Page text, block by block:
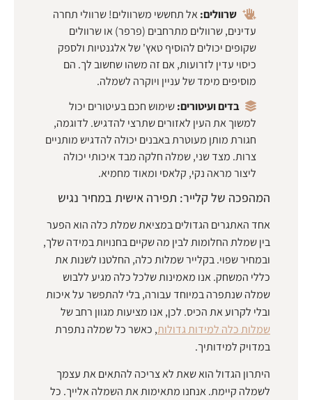
שרוולים: אל תחששי משרוולים! שרוולי תחרה
עדינים, שרוולים מתרחבים (פרפר) או שרוולים
שקופים יכולים להוסיף טאץ' של אלגנטיות ולספק
כיסוי עדין לזרועות, אם זה משהו שחשוב לך. הם
מוסיפים מימד של עניין ויוקרה לשמלה.
בדים ועיטורים:שימוש חכם בעיטורים יכול
למשוך את העין לאזורים שתרצי להדגיש. לדוגמה,
חגורת מותן מעוטרת באבנים יכולה להדגיש מותניים
צרות. מצד שני, שמלה חלקה מבד איכותי יכולה
ליצור מראה נקי, קלאסי ומאוד מחמיא.
המהפכה של קלייר: תפירה אישית במחיר נגיש
אחד האתגרים הגדולים במציאת שמלת כלה הוא הפער
בין שמלת החלומות לבין מה שקיים בחנויות במידה שלך,
ובמחיר שפוי. בקלייר שמלות כלה, החלטנו לשנות את
כללי המשחק. אנו מאמינות שלכל כלה מגיע ללבוש
שמלה שנתפרה במיוחד עבורה, בלי להתפשר על איכות
ובלי לקרוע את הכיס. לכן, אנו מציעות מגוון רחב של
שמלות כלה למידות גדולות, כאשר כל שמלה נתפרת
במדויק למידותיך.
היתרון הגדול הוא שאת לא צריכה להתאים את עצמך
לשמלה קיימת. אנחנו מתאימות את השמלה אלייך. כל